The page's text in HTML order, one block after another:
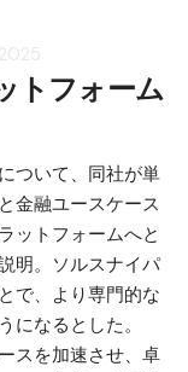
トフォーム
ついて、同社が単
金融ユースケース
ットフォームへと
明。ソルスナイパ
で、より専門的な
になるとした。
スを加速させ、卓